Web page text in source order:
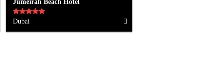
Jumeirah Beach Hotel
Dubai